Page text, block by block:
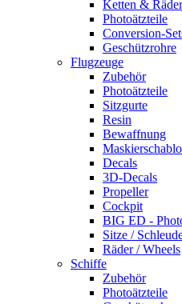
Ketten & Räder
Photoätzteile
Conversion-
Geschützrohre
Flugzeuge
Zubehör
Photoätzteile
Sitzgurte
Resin
Bewaffnung
Decals
3D-Decals
Propeller
Cockpit
BIG ED -
Sitze /
Räder / Wheels
Schiffe
Zubehör
Photoätzteile